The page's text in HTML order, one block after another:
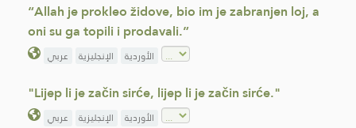
“Allah je prokleo židove, bio im je zabranjen loj, a
oni su ga topili i prodavali.”
عربي الإنجليزية الأوردية
"Lijep li je začin sirće, lijep li je začin sirće."
عربي الإنجليزية الأوردية